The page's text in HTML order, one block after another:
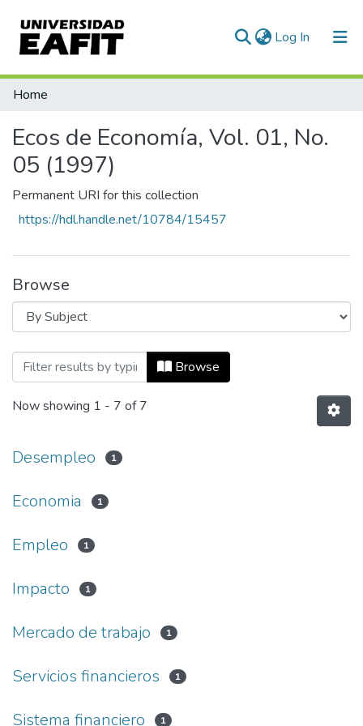
Log In (current)
Communities & Collections
Home
Ecos de Economía, Vol. 01, No.
05 (1997)
Permanent URI for this collection
https://hdl.handle.net/10784/15457
Browse
Browsing Ecos de Economía, Vol. 01,
Browse
Now showing 1 - 7 of 7
Desempleo 1
Economia 1
Empleo 1
Impacto 1
Mercado de trabajo 1
Servicios financieros 1
Sistema financiero 1